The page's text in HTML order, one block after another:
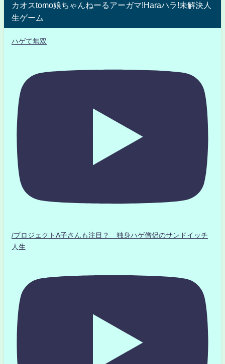
カオスtomo娘ちゃんねーるアーガマ!Haraハラ!未解決人
生ゲーム
ハゲて無双
/プロジェクトA子さんも注目？ 独身ハゲ僧侶のサンドイッチ
人生